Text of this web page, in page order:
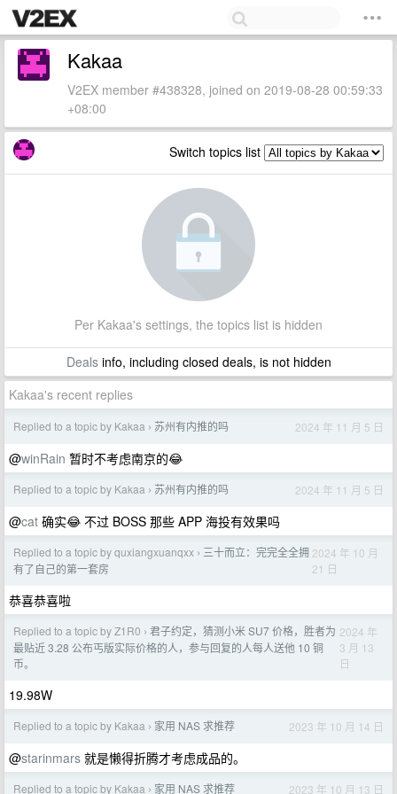
Kakaa
V2EX member #438328, joined on 2019-08-28 00:59:33
+08:00
Switch topics list
Per Kakaa's settings, the topics list is hidden
Dealsinfo, including closed deals, is not hidden
Kakaa's recent replies
Replied to a topic by Kakaa › 苏州有内推的吗 2024 年 11 月 5 日
@winRain 暂时不考虑南京的😂
Replied to a topic by Kakaa › 苏州有内推的吗 2024 年 11 月 5 日
@cat 确实😂 不过 BOSS 那些 APP 海投有效果吗
Replied to a topic by quxiangxuanqxx › 三十而立：完完全全拥
有了自己的第一套房
2024 年 10 月
21 日
恭喜恭喜啦
Replied to a topic by Z1R0 › 君子约定，猜测小米 SU7 价格，胜者为
最贴近 3.28 公布丐版实际价格的人，参与回复的人每人送他 10 铜
币。
2024 年
3 月 13
日
19.98W
Replied to a topic by Kakaa › 家用 NAS 求推荐 2023 年 10 月 14 日
@starinmars 就是懒得折腾才考虑成品的。
Replied to a topic by Kakaa › 家用 NAS 求推荐 2023 年 10 月 13 日